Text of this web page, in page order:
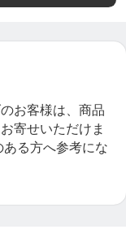
お客様は、商品
寄せいただけま
る方へ参考にな